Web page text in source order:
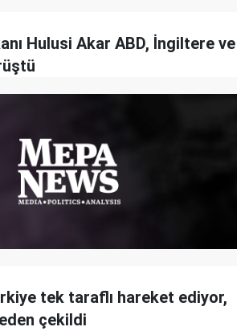
Hulusi Akar ABD, İngiltere ve
tek taraflı hareket ediyor,
çekildi